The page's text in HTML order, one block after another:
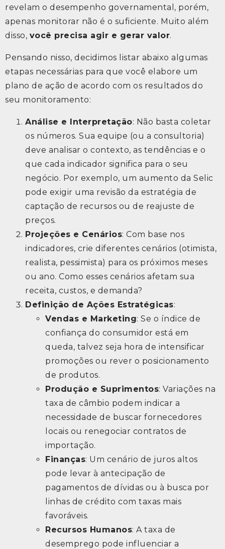
revelam o desempenho governamental, porém,
apenas monitorar não é o suficiente. Muito além
disso, você precisa agir e gerar valor.
Pensando nisso, decidimos listar abaixo algumas
etapas necessárias para que você elabore um
plano de ação de acordo com os resultados do
seu monitoramento:
Análise e Interpretação: Não basta coletar
os números. Sua equipe (ou a consultoria)
deve analisar o contexto, as tendências e o
que cada indicador significa para o seu
negócio. Por exemplo, um aumento da Selic
pode exigir uma revisão da estratégia de
captação de recursos ou de reajuste de
preços.
Projeções e Cenários: Com base nos
indicadores, crie diferentes cenários (otimista,
realista, pessimista) para os próximos meses
ou ano. Como esses cenários afetam sua
receita, custos, e demanda?
Definição de Ações Estratégicas:
Vendas e Marketing: Se o índice de
confiança do consumidor está em
queda, talvez seja hora de intensificar
promoções ou rever o posicionamento
de produtos.
Produção e Suprimentos: Variações na
taxa de câmbio podem indicar a
necessidade de buscar fornecedores
locais ou renegociar contratos de
importação.
Finanças: Um cenário de juros altos
pode levar à antecipação de
pagamentos de dívidas ou à busca por
linhas de crédito com taxas mais
favoráveis.
Recursos Humanos: A taxa de
desemprego pode influenciar a